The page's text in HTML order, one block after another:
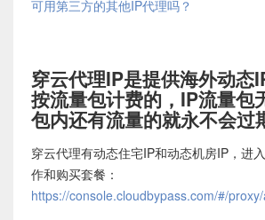
可用第三方的其他IP代理吗？
穿云代理IP是提供海外动态
按流量包计费的，IP流量包
包内还有流量的就永不会过
穿云代理有动态住宅IP和动态机房IP，进
作和购买套餐：
https://console.cloudbypass.com/#/